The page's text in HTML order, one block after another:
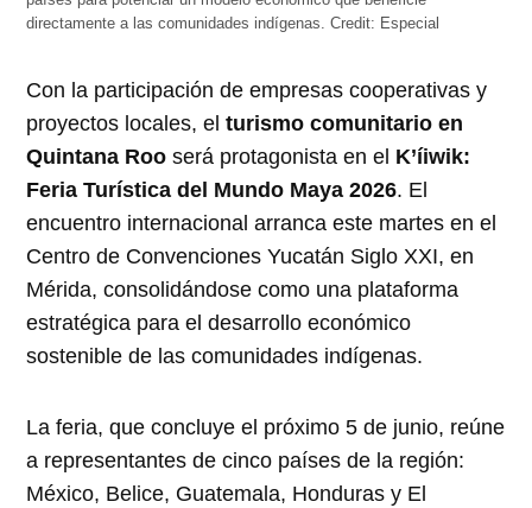
directamente a las comunidades indígenas.Credit: Especial
Con la participación de empresas cooperativas y
proyectos locales, elturismo comunitario en
Quintana Roo será protagonista en el K’íiwik:
Feria Turística del Mundo Maya 2026. El
encuentro internacional arranca este martes en el
Centro de Convenciones Yucatán Siglo XXI, en
Mérida, consolidándose como una plataforma
estratégica para el desarrollo económico
sostenible de las comunidades indígenas.
La feria, que concluye el próximo 5 de junio, reúne
a representantes de cinco países de la región:
México, Belice, Guatemala, Honduras y El